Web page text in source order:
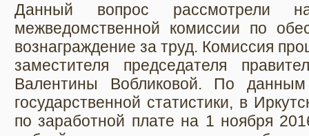
Данный вопрос рассмотрели
межведомственной комиссии по
вознаграждение за труд. Комиссия
заместителя председателя
Валентины Вобликовой. По данным
государственной статистики, в
по заработной плате на 1 ноября